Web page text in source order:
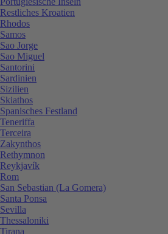
Restliches Kroatien
Rhodos
Samos
Sao Jorge
Sao Miguel
Santorini
Sardinien
Sizilien
Skiathos
Spanisches Festland
Teneriffa
Terceira
Zakynthos
Rethymnon
Reykjavík
Rom
San Sebastian (La Gomera)
Santa Ponsa
Sevilla
Thessaloniki
Tirana